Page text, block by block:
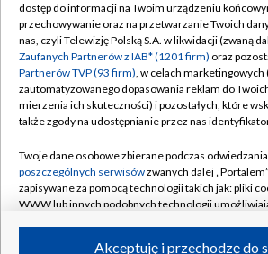
Abonament TVP
Emisja w TVP
Centrum informacji TVP
Naziemna Telewizja Cyfrowa
Rada Programowa
System NOS
Informacje o nadawcy
Regulamin TVP
Polityka
Moje zgody
Pomoc
Kontakt
Kanały
dostęp do informacji na Twoim urządzeniu
przechowywanie oraz na przetwarzanie Twoich
nas, czyli Telewizję Polską S.A. w likwidacji (zwaną
Zaufanych Partnerów z IAB* (1201 firm) oraz
Partnerów TVP (93 firm), w celach marketingowych
zautomatyzowanego dopasowania reklam do
mierzenia ich skuteczności) i pozostałych, które
także zgody na udostępnianie przez nas
Twoje dane osobowe zbierane podczas
poszczególnych serwisówzwanych dalej
zapisywane za pomocą technologii takich jak: pliki
WWW lub innych podobnych technologii
Akceptuję i przechodzę do